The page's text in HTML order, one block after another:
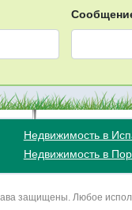
Недвижимость в
Недвижимость в
защищены. Любое